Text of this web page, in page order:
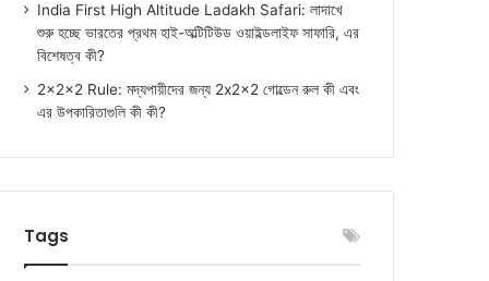
India First High Altitude Ladakh Safari: লাদাখে
শুরু হচ্ছে ভারতের প্রথম হাই-অল্টিটিউড ওয়াইল্ডলাইফ সাফারি, এর
বিশেষত্ব কী?
2x2x2 Rule: মদ্যপায়ীদের জন্য 2x2x2 গোল্ডেন রুল কী এবং
এর উপকারিতাগুলি কী কী?
Tags